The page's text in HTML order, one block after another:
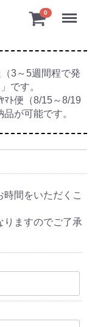
0 Menu
3～5週間程で発
です。
ﾄ便（8/15～8/19
が可能です。
間をいただくこ
りますのでご了承